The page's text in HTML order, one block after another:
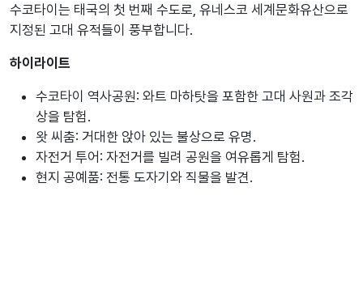
수코타이는 태국의 첫 번째 수도로, 유네스코 세계문화유산으로
지정된 고대 유적들이 풍부합니다.
하이라이트
수코타이 역사공원: 와트 마하탓을 포함한 고대 사원과 조각
상을 탐험.
왓 씨춤: 거대한 앉아 있는 불상으로 유명.
자전거 투어: 자전거를 빌려 공원을 여유롭게 탐험.
현지 공예품: 전통 도자기와 직물을 발견.